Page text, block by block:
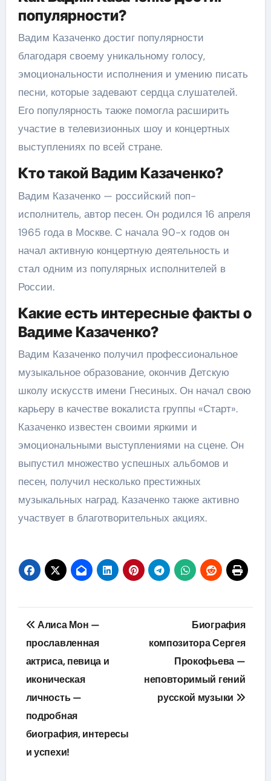
популярности?
Вадим Казаченко достиг популярности
благодаря своему уникальному голосу,
эмоциональности исполнения и умению писать
песни, которые задевают сердца слушателей.
Его популярность также помогла расширить
участие в телевизионных шоу и концертных
выступлениях по всей стране.
Кто такой Вадим Казаченко?
Вадим Казаченко — российский поп-
исполнитель, автор песен. Он родился 16 апреля
1965 года в Москве. С начала 90-х годов он
начал активную концертную деятельность и
стал одним из популярных исполнителей в
России.
Какие есть интересные факты о
Вадиме Казаченко?
Вадим Казаченко получил профессиональное
музыкальное образование, окончив Детскую
школу искусств имени Гнесиных. Он начал свою
карьеру в качестве вокалиста группы «Старт».
Казаченко известен своими яркими и
эмоциональными выступлениями на сцене. Он
выпустил множество успешных альбомов и
песен, получил несколько престижных
музыкальных наград. Казаченко также активно
участвует в благотворительных акциях.
Навигация
по
записям
Алиса Мон —
прославленная
актриса, певица и
иконическая
личность —
подробная
биография, интересы
и успехи!
Биография
композитора Сергея
Прокофьева —
неповторимый гений
русской музыки